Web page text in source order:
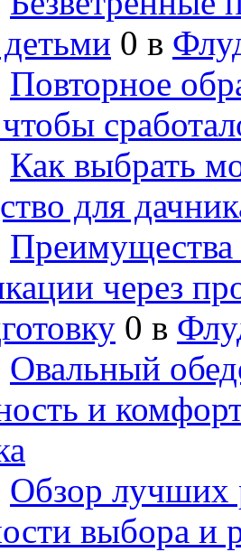
0 в
Повторное
Как выбрать
для
Преимущества
через
0 в
Овальный
и
Обзор лучших
выбора и